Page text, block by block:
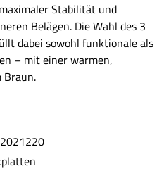
Stabilität und
Belägen. Die Wahl des 3
dabei sowohl funktionale als
– mit einer warmen,
Braun.